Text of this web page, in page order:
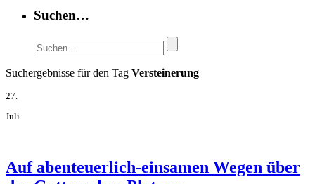
Suchen…
Suchergebnisse für den Tag Versteinerung
27.
Juli
Auf abenteuerlich-einsamen Wegen über